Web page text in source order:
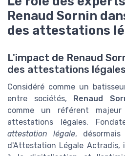
Renaud Sornin
des attestations
L'impact de Renaud
des attestations légales
Considéré comme un
entre sociétés,
Renaud
comme un référent
attestations légales.
attestation légale,
d'Attestation Légale Actradis,